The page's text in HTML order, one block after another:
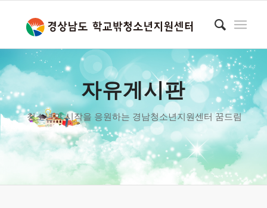
자유게시판
청소년의 시작을 응원하는 경남청소년지원센터 꿈드림